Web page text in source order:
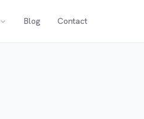
Blog Contact